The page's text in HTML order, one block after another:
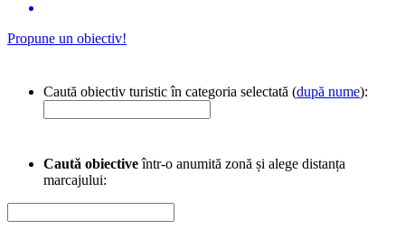
Propune un obiectiv!
Caută obiectiv turistic în categoria selectată (după nume):
Caută obiectiveîntr-o anumită zonă și alege distanța
marcajului: